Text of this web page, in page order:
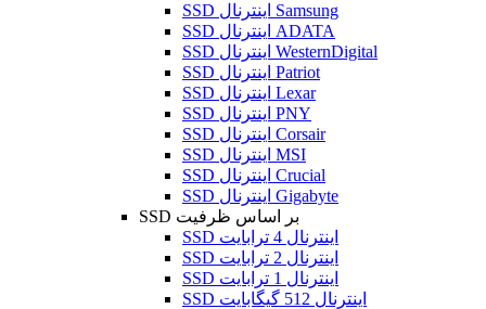
SSD اینترنال Samsung
SSD اینترنال ADATA
SSD اینترنال WesternDigital
SSD اینترنال Patriot
SSD اینترنال Lexar
SSD اینترنال PNY
SSD اینترنال Corsair
SSD اینترنال MSI
SSD اینترنال Crucial
SSD اینترنال Gigabyte
SSD بر اساس ظرفیت
SSD اینترنال 4 ترابایت
SSD اینترنال 2 ترابایت
SSD اینترنال 1 ترابایت
SSD اینترنال 512 گیگابایت